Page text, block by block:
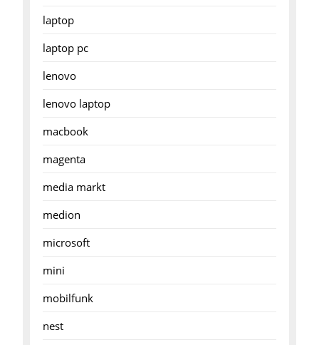
laptop
laptop pc
lenovo
lenovo laptop
macbook
magenta
media markt
medion
microsoft
mini
mobilfunk
nest